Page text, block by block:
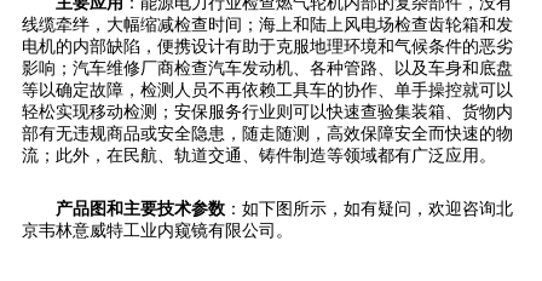
线缆牵绊，大幅缩减检查时间；海上和陆上风电场检查齿轮箱和发
电机的内部缺陷，便携设计有助于克服地理环境和气候条件的恶劣
影响；汽车维修厂商检查汽车发动机、各种管路、以及车身和底盘
等以确定故障，检测人员不再依赖工具车的协作、单手操控就可以
轻松实现移动检测；安保服务行业则可以快速查验集装箱、货物内
部有无违规商品或安全隐患，随走随测，高效保障安全而快速的物
流；此外，在民航、轨道交通、铸件制造等领域都有广泛应用。
产品图和主要技术参数 ：如下图所示，如有疑问，欢迎咨询北
京韦林意威特工业内窥镜有限公司。